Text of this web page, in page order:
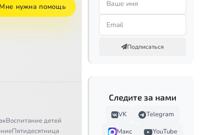
Мне нужна помощь
Воспитание детей
Пятидесятница
Подписаться
Следите за нами
VK
Telegram
Макс
YouTube